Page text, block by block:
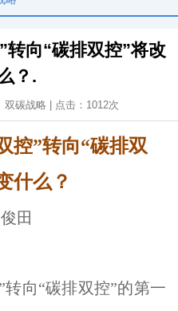
转向“碳排双控”将改
？.
双碳战略 | 点击： 1012次
控”转向“碳排双
什么？
田
转向“碳排双控”的第一